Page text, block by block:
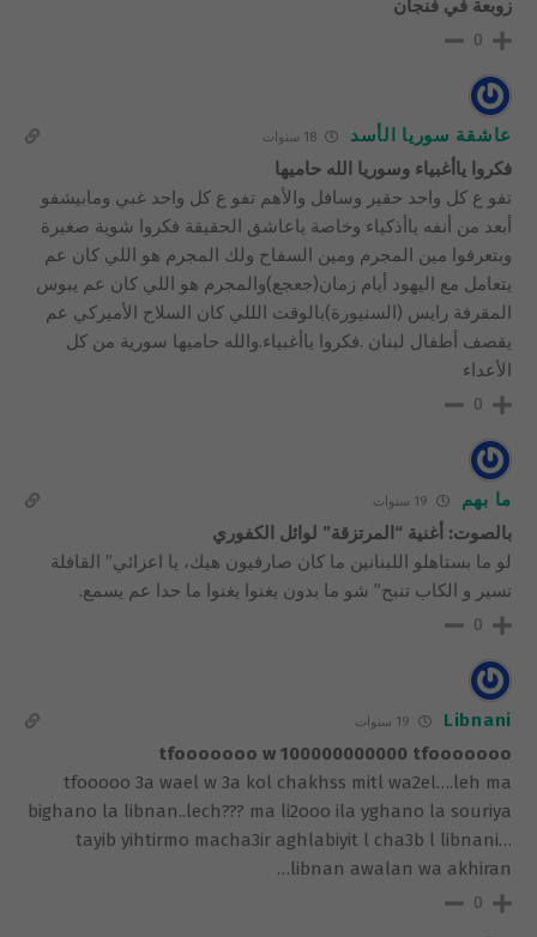
زوبعة في فنجان
0
عاشقة سوريا الأسد
فكروا ياأغبياء وسوريا الله حاميها
تفو ع كل واحد حقير وسافل والأهم تفو ع كل واحد غبي ومابيشفو
أبعد من أنفه ياأذكياء وخاصة ياعاشق الحقيقة فكروا شوية صغيرة
وبتعرفوا مين المجرم ومين السفاح ولك المجرم هو اللي كان عم
يتعامل مع اليهود أيام زمان(جعجع)والمجرم هو اللي كان عم يبوس
المقرفة رايس (السنيورة)بالوقت الللي كان السلاح الأميركي عم
يقصف أطفال لبنان .فكروا ياأغبياء.والله حاميها سورية من كل
الأعداء
0
ما بهم
بالصوت: أغنية “المرتزقة” لوائل الكفوري
لو ما بستاهلو اللبنانين ما كان صارفيون هيك، يا اعزائي” القافلة
تسير و الكاب تنبح” شو ما بدون يغنوا يغنوا ما حدا عم يسمع.
0
Libnani
tfooooooo w 100000000000 tfooooooo
tfooooo 3a wael w 3a kol chakhss mitl wa2el….leh ma
bighano la libnan..lech??? ma li2ooo ila yghano la souriya
tayib yihtirmo macha3ir aghlabiyit l cha3b l libnani…
libnan awalan wa akhiran…
0